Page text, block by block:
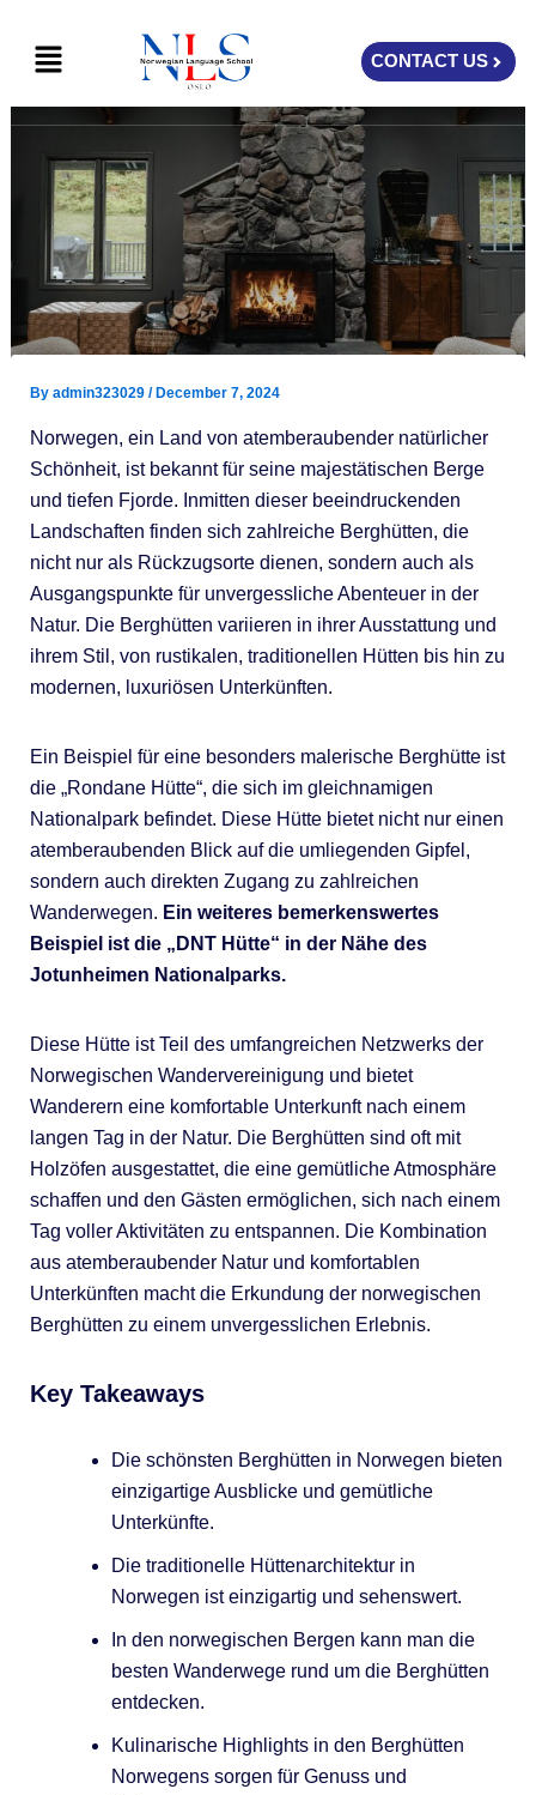
content
Menu CONTACT US
By admin323029 /December 7, 2024
Norwegen, ein Land von atemberaubender natürlicher
Schönheit, ist bekannt für seine majestätischen Berge
und tiefen Fjorde. Inmitten dieser beeindruckenden
Landschaften finden sich zahlreiche Berghütten, die
nicht nur als Rückzugsorte dienen, sondern auch als
Ausgangspunkte für unvergessliche Abenteuer in der
Natur. Die Berghütten variieren in ihrer Ausstattung und
ihrem Stil, von rustikalen, traditionellen Hütten bis hin zu
modernen, luxuriösen Unterkünften.
Ein Beispiel für eine besonders malerische Berghütte ist
die „Rondane Hütte“, die sich im gleichnamigen
Nationalpark befindet. Diese Hütte bietet nicht nur einen
atemberaubenden Blick auf die umliegenden Gipfel,
sondern auch direkten Zugang zu zahlreichen
Wanderwegen. Ein weiteres bemerkenswertes
Beispiel ist die „DNT Hütte“ in der Nähe des
Jotunheimen Nationalparks.
Diese Hütte ist Teil des umfangreichen Netzwerks der
Norwegischen Wandervereinigung und bietet
Wanderern eine komfortable Unterkunft nach einem
langen Tag in der Natur. Die Berghütten sind oft mit
Holzöfen ausgestattet, die eine gemütliche Atmosphäre
schaffen und den Gästen ermöglichen, sich nach einem
Tag voller Aktivitäten zu entspannen. Die Kombination
aus atemberaubender Natur und komfortablen
Unterkünften macht die Erkundung der norwegischen
Berghütten zu einem unvergesslichen Erlebnis.
Key Takeaways
Die schönsten Berghütten in Norwegen bieten
einzigartige Ausblicke und gemütliche
Unterkünfte.
Die traditionelle Hüttenarchitektur in
Norwegen ist einzigartig und sehenswert.
In den norwegischen Bergen kann man die
besten Wanderwege rund um die Berghütten
entdecken.
Kulinarische Highlights in den Berghütten
Norwegens sorgen für Genuss und